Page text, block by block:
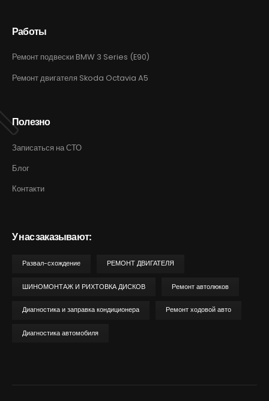
Работы
Ремонт подвески BMW 3 Series (E90)
Ремонт двигателя Skoda Octavia A5
Полезно
Записаться на СТО
Блог
Контакти
У нас заказывают:
Развал-схождение РЕМОНТ ДВИГАТЕЛЯ
ШИНОМОНТАЖ И РИХТОВКА ДИСКОВ Ремонт автолюков
Диагностика и заправка кондиционера Ремонт ходовой авто
Диагностика автомобиля